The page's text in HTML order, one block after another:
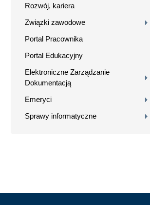
Rozwój, kariera
Związki zawodowe
Portal Pracownika
Portal Edukacyjny
Elektroniczne Zarządzanie
Dokumentacją
Emeryci
Sprawy informatyczne